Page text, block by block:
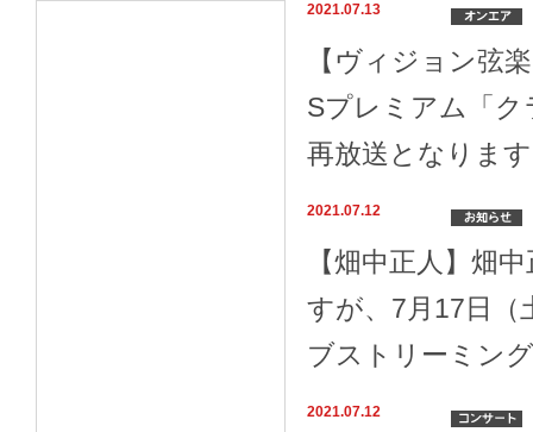
2021.07.13
【ヴィジョン弦
Sプレミアム「ク
再放送となりま
2021.07.12
【畑中正人】畑
すが、7月17日（
ブストリーミン
2021.07.12